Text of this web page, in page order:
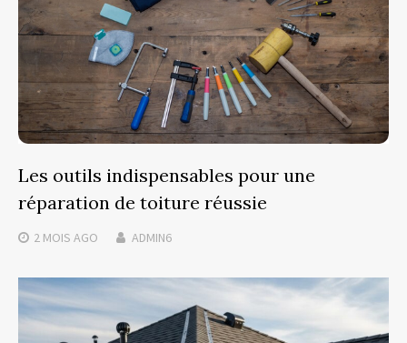
Les outils indispensables pour une
réparation de toiture réussie
2 MOIS AGO ADMIN6